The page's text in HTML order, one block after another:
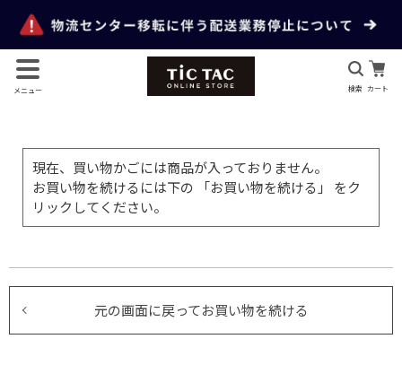
メニュー 検索 カート
現在、買い物かごには商品が入っておりません。
お買い物を続けるには下の 「お買い物を続ける」 をク
リックしてください。
元の画面に戻ってお買い物を続ける